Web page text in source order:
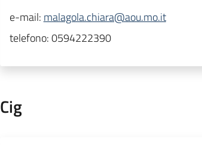
e-mail: malagola.chiara@aou.mo.it
telefono:0594222390
Cig